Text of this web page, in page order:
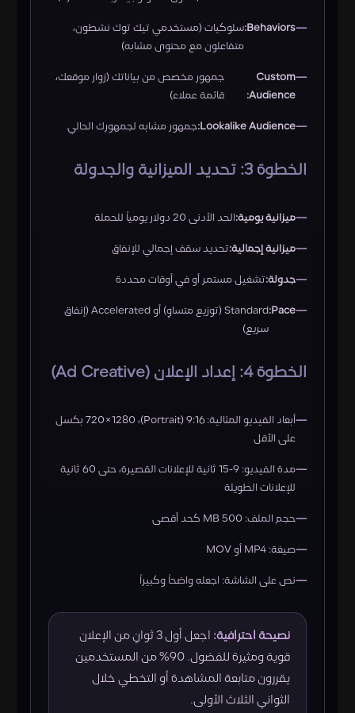
Behaviors: سلوكيات (مستخدمي تيك توك نشطون،
متفاعلون مع محتوى مشابه)
Custom
Audience:
جمهور مخصص من بياناتك (زوار موقعك،
قائمة عملاء)
Lookalike Audience: جمهور مشابه لجمهورك الحالي
الخطوة 3: تحديد الميزانية والجدولة
ميزانية يومية: الحد الأدنى 20 دولار يومياً للحملة
ميزانية إجمالية:تحديد سقف إجمالي للإنفاق
جدولة:تشغيل مستمر أو في أوقات محددة
Pace:
Standard (توزيع متساوٍ) أو Accelerated (إنفاق
سريع)
الخطوة 4: إعداد الإعلان (Ad Creative)
أبعاد الفيديو المثالية: 9:16 (Portrait)، 720×1280 بكسل
على الأقل
مدة الفيديو: 9-15 ثانية للإعلانات القصيرة، حتى 60 ثانية
للإعلانات الطويلة
حجم الملف: 500 MB كحد أقصى
صيغة: MP4 أو MOV
نص على الشاشة: اجعله واضحاً وكبيراً
نصيحة احترافية:
اجعل أول 3 ثوانٍ من الإعلان
قوية ومثيرة للفضول. 90% من المستخدمين
يقررون متابعة المشاهدة أو التخطي خلال
الثواني الثلاث الأولى.